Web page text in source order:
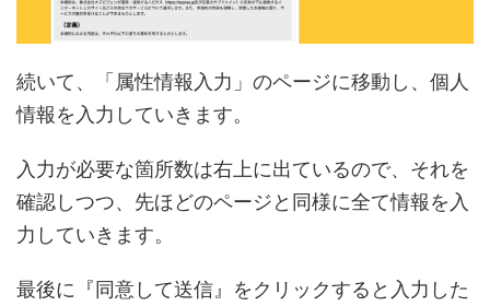
続いて、「属性情報入力」のページに移動し、個人
情報を入力していきます。
入力が必要な箇所数は右上に出ているので、それを
確認しつつ、先ほどのページと同様に全て情報を入
力していきます。
最後に『同意して送信』をクリックすると入力した